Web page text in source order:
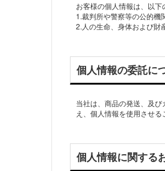
お客様の個人情報は、以下
1.裁判所や警察等の公的機
2.人の生命、身体および財
個人情報の委託に
当社は、商品の発送、及
え、個人情報を使用させる
個人情報に関する